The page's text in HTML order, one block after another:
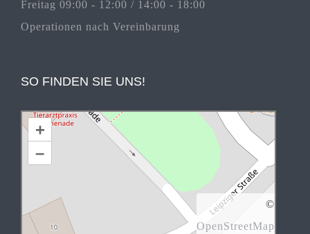
Freitag 09:00 - 12:00 / 14:00 - 18:00
Operationen nach Vereinbarung
SO FINDEN SIE UNS!
+
–
©
OpenStreetMap